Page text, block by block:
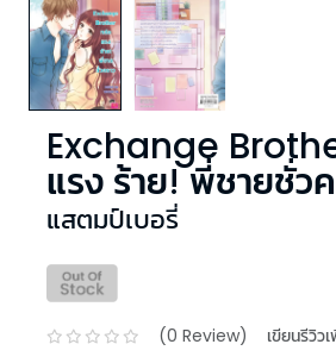
Exchange
แรง ร้าย! พี่ชายชั่ว
แสตมป์เบอรี่
(0 Review) เขียนรีวิว